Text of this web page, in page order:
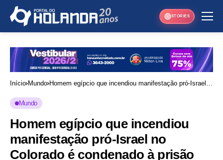
STORIES
Início Mundo Homem egípcio que incendiou manifestação pró-Israel
Mundo
Homem egípcio que incendiou
manifestação pró-Israel no
Colorado é condenado à prisão